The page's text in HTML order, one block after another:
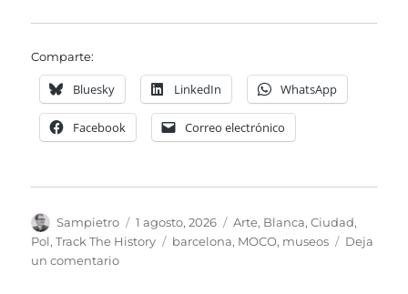
Comparte:
Bluesky LinkedIn WhatsApp
Facebook Correo electrónico
Autor
Sampietro
Publicado
el
1 agosto, 2026 Categorías
Arte, Blanca,Ciudad,
Pol,Track The History Etiquetas
barcelona, MOCO, museos
Deja
un comentarioen